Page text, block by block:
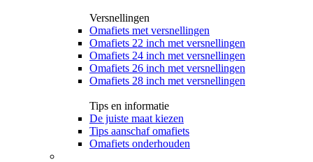
Versnellingen
Omafiets met versnellingen
Omafiets 22 inch met versnellingen
Omafiets 24 inch met versnellingen
Omafiets 26 inch met versnellingen
Omafiets 28 inch met versnellingen
Tips en informatie
De juiste maat kiezen
Tips aanschaf omafiets
Omafiets onderhouden